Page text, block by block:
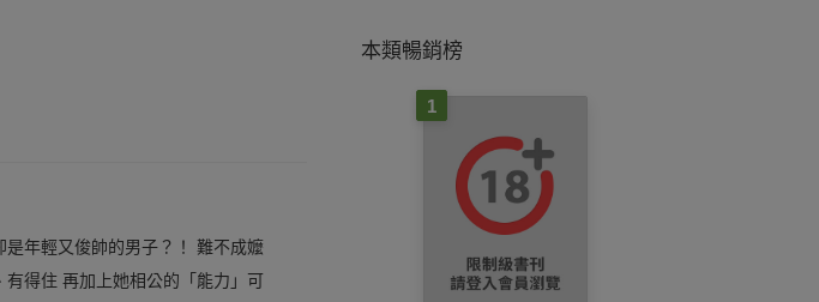
年輕又俊帥的男子？！ 難不成嬤
得住 再加上她相公的「能力」可
本類暢銷榜
1